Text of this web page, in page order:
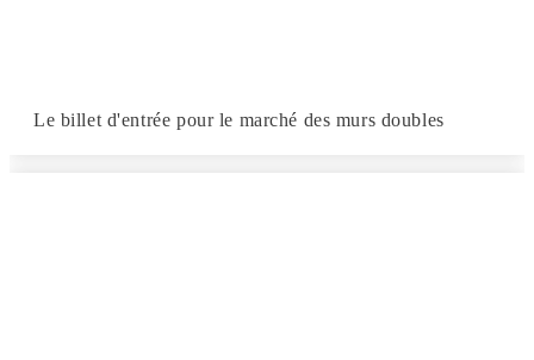
Le billet d'entrée pour le marché des murs doubles